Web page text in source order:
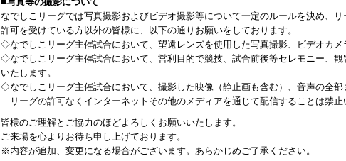
なでしこリーグでは写真撮影およびビデオ撮影等について一定のルールを決め、
許可を受けている方以外の皆様に、以下の通りお願いをしております。
◇なでしこリーグ主催試合において、望遠レンズを使用した写真撮影、ビデオカ
◇なでしこリーグ主催試合において、営利目的で競技、試合前後等セレモニー、
いたします。
◇なでしこリーグ主催試合において、撮影した映像（静止画も含む）、音声の全部
リーグの許可なくインターネットその他のメディアを通じて配信することは禁止
皆様のご理解とご協力のほどよろしくお願いいたします。
ご来場を心よりお待ち申し上げております。
※内容が追加、変更になる場合がございます。あらかじめご了承ください。